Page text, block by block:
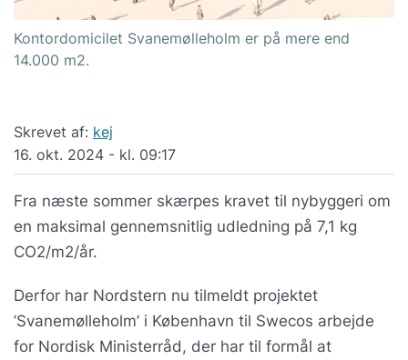
Kontordomicilet Svanemølleholm er på mere end
14.000 m2.
Skrevet af: kej
16. okt. 2024 - kl. 09:17
Fra næste sommer skærpes kravet til nybyggeri om
en maksimal gennemsnitlig udledning på 7,1 kg
CO2/m2/år.
Derfor har Nordstern nu tilmeldt projektet
’Svanemølleholm’ i København til Swecos arbejde
for Nordisk Ministerråd, der har til formål at